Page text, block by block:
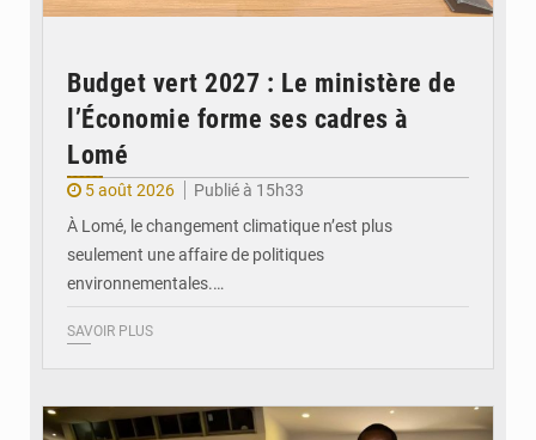
Budget vert 2027 : Le ministère de
l’Économie forme ses cadres à
Lomé
5 août 2026
Publié à 15h33
À Lomé, le changement climatique n’est plus
seulement une affaire de politiques
environnementales.…
SAVOIR PLUS